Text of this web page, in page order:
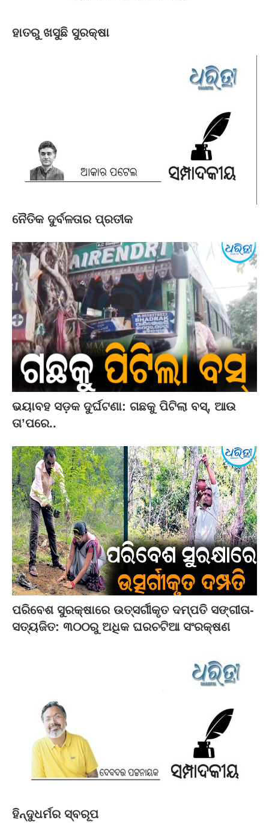
ହାତରୁ ଖସୁଛି ସୁରକ୍ଷା
ନୈତିକ ଦୁର୍ବଳତାର ପ୍ରତୀକ
ଭୟାବହ ସଡ଼କ ଦୁର୍ଘଟଣା: ଗଛକୁ ପିଟିଲା ବସ୍‌, ଆଉ
ତା’ପରେ..
ପରିବେଶ ସୁରକ୍ଷାରେ ଉତ୍ସର୍ଗୀକୃତ ଦମ୍ପତି ସଙ୍ଗୀତା-
ସତ୍ୟଜିତ: ୩୦୦ରୁ ଅଧିକ ଘରଚଟିଆ ସଂରକ୍ଷଣ
ହିନ୍ଦୁଧର୍ମର ସ୍ବରୂପ